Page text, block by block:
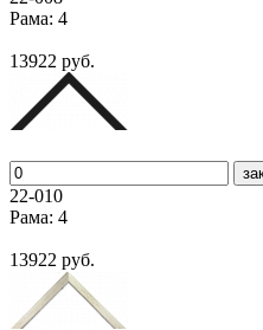
Рама: 4
13922 руб.
22-010
Рама: 4
13922 руб.